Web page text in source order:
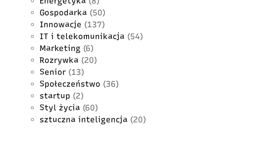
Gospodarka (50)
Innowacje (137)
IT i telekomunikacja (54)
Marketing (6)
Rozrywka (20)
Senior (13)
Społeczeństwo (36)
startup (2)
Styl życia (60)
sztuczna inteligencja (20)